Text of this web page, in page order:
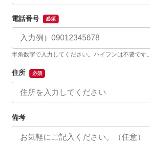
電話番号 必須
半角数字で入力してください。ハイフンは不要です。
住所 必須
備考